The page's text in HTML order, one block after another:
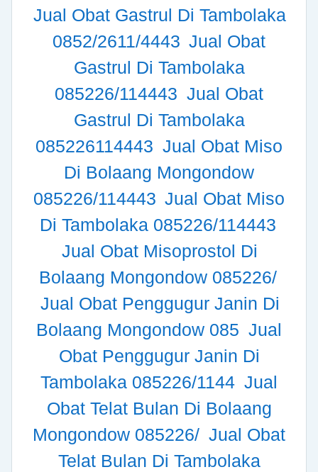
Jual Obat Gastrul Di Tambolaka
0852/2611/4443 Jual Obat
Gastrul Di Tambolaka
085226/114443 Jual Obat
Gastrul Di Tambolaka
085226114443 Jual Obat Miso
Di Bolaang Mongondow
085226/114443 Jual Obat Miso
Di Tambolaka 085226/114443
Jual Obat Misoprostol Di
Bolaang Mongondow 085226/
Jual Obat Penggugur Janin Di
Bolaang Mongondow 085 Jual
Obat Penggugur Janin Di
Tambolaka 085226/1144 Jual
Obat Telat Bulan Di Bolaang
Mongondow 085226/ Jual Obat
Telat Bulan Di Tambolaka